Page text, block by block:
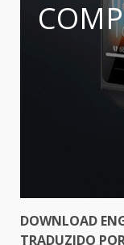
DOWNLOAD
TRADUZIDO